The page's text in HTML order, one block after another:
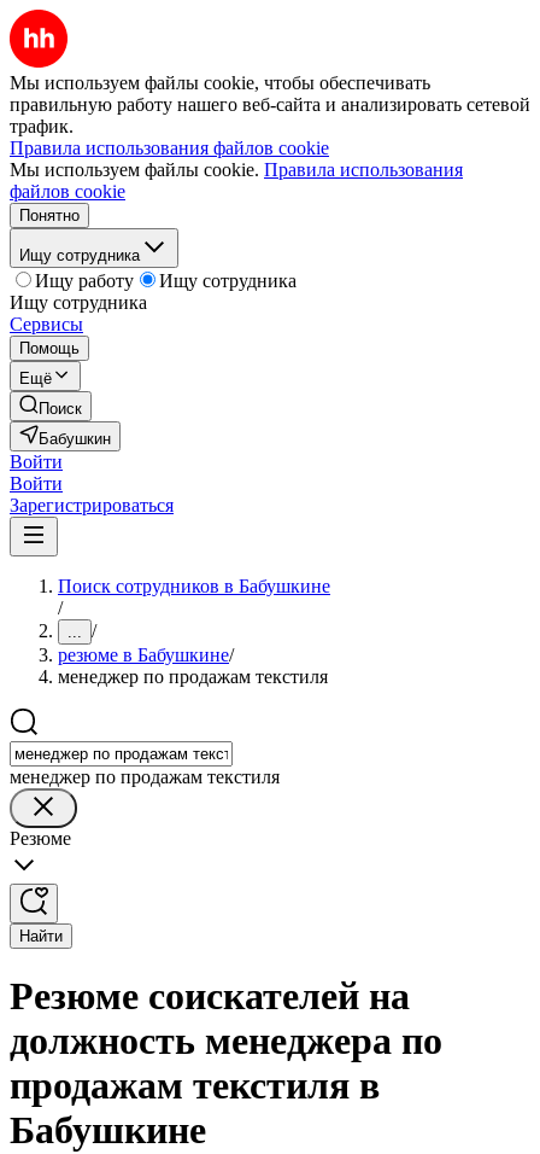
Мы используем файлы cookie, чтобы обеспечивать
правильную работу нашего веб-сайта и анализировать сетевой
трафик.
Правила использования файлов cookie
Мы используем файлы cookie. Правила использования
файлов cookie
Понятно
Ищу сотрудника
Ищу работу
Ищу сотрудника
Ищу сотрудника
Сервисы
Помощь
Ещё
Поиск
Бабушкин
Войти
Войти
Зарегистрироваться
Поиск сотрудников в Бабушкине
/
... /
резюме в Бабушкине/
менеджер по продажам текстиля
менеджер по продажам текстиля
Резюме
Найти
Резюме соискателей на
должность менеджера по
продажам текстиля в
Бабушкине